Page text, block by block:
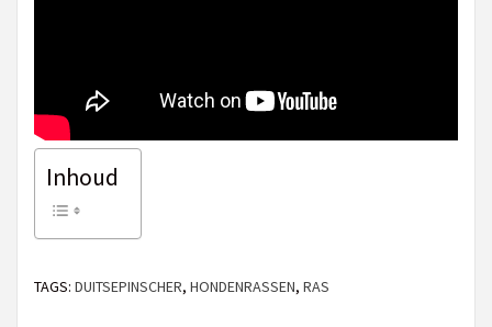
Inhoud
TAGS: DUITSEPINSCHER, HONDENRASSEN, RAS